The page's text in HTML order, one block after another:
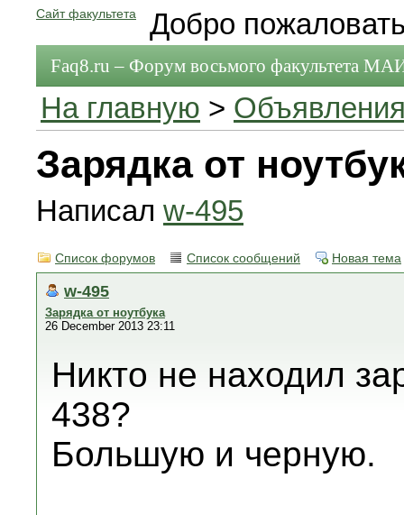
Сайт факультета Добро
Faq8.ru – Форум восьмого факультета
На главную >
Зарядка от
Написал w-495
Список форумов Список сообщений Новая тема
w-495
Зарядка от ноутбука
26 December 2013 23:11
Никто не находил
438?
Большую и черную.